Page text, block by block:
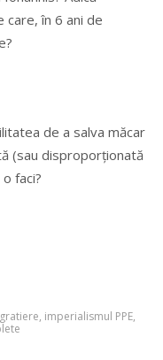
în 6 ani de
de a salva măcar
(sau disproporționată
faci?
gratiere, imperialismul PPE,